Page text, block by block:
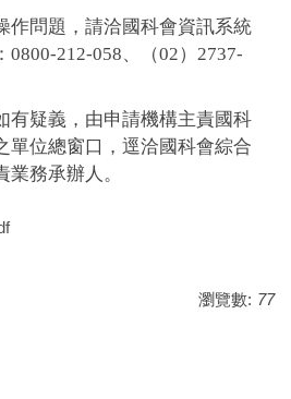
作問題，請洽國科會資訊系統
0800-212-058、（02）2737-
有疑義，由申請機構主責國科
單位總窗口，逕洽國科會綜合
務承辦人。
瀏覽數: 77